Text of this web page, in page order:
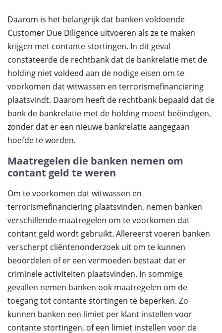
Daarom is het belangrijk dat banken voldoende
Customer Due Diligence uitvoeren als ze te maken
krijgen met contante stortingen. In dit geval
constateerde de rechtbank dat de bankrelatie met de
holding niet voldeed aan de nodige eisen om te
voorkomen dat witwassen en terrorismefinanciering
plaatsvindt. Daarom heeft de rechtbank bepaald dat de
bank de bankrelatie met de holding moest beëindigen,
zonder dat er een nieuwe bankrelatie aangegaan
hoefde te worden.
Maatregelen die banken nemen om
contant geld te weren
Om te voorkomen dat witwassen en
terrorismefinanciering plaatsvinden, nemen banken
verschillende maatregelen om te voorkomen dat
contant geld wordt gebruikt. Allereerst voeren banken
verscherpt cliëntenonderzoek uit om te kunnen
beoordelen of er een vermoeden bestaat dat er
criminele activiteiten plaatsvinden. In sommige
gevallen nemen banken ook maatregelen om de
toegang tot contante stortingen te beperken. Zo
kunnen banken een limiet per klant instellen voor
contante stortingen, of een limiet instellen voor de